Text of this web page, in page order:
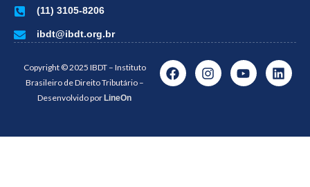
(11) 3105-8206
ibdt@ibdt.org.br
Copyright © 2025 IBDT – Instituto
Brasileiro de Direito Tributário –
Desenvolvido por LineOn